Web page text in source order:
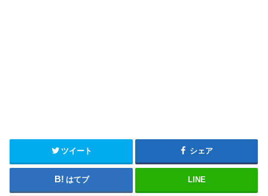
ツイート シェア
はてブ LINE